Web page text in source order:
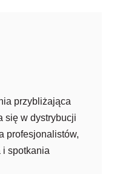
przybliżająca
się w dystrybucji
profesjonalistów,
i spotkania